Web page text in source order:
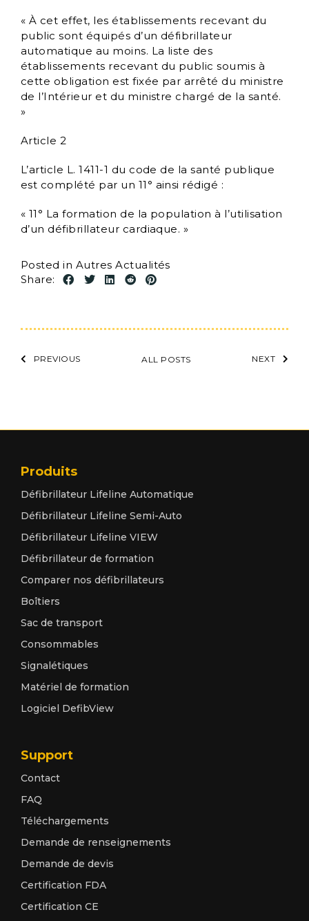
« À cet effet, les établissements recevant du
public sont équipés d’un défibrillateur
automatique au moins. La liste des
établissements recevant du public soumis à
cette obligation est fixée par arrêté du ministre
de l’Intérieur et du ministre chargé de la santé.
»
Article 2
L’article L. 1411-1 du code de la santé publique
est complété par un 11° ainsi rédigé :
« 11° La formation de la population à l’utilisation
d’un défibrillateur cardiaque. »
Posted in Autres Actualités
Share:
PREVIOUS ALL POSTS NEXT
Produits
Défibrillateur Lifeline Automatique
Défibrillateur Lifeline Semi-Auto
Défibrillateur Lifeline VIEW
Défibrillateur de formation
Comparer nos défibrillateurs
Boîtiers
Sac de transport
Consommables
Signalétiques
Matériel de formation
Logiciel DefibView
Support
Contact
FAQ
Téléchargements
Demande de renseignements
Demande de devis
Certification FDA
Certification CE